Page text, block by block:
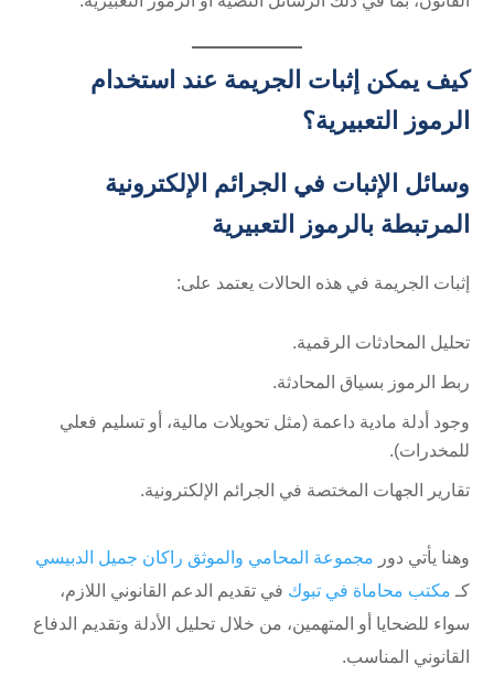
كيف يمكن إثبات الجريمة عند استخدام
الرموز التعبيرية؟
وسائل الإثبات في الجرائم الإلكترونية
المرتبطة بالرموز التعبيرية
إثبات الجريمة في هذه الحالات يعتمد على:
تحليل المحادثات الرقمية.
ربط الرموز بسياق المحادثة.
وجود أدلة مادية داعمة (مثل تحويلات مالية، أو تسليم فعلي
للمخدرات).
تقارير الجهات المختصة في الجرائم الإلكترونية.
وهنا يأتي دور مجموعة المحامي والموثق راكان جميل الدبيسي
كـ مكتب محاماة في تبوك في تقديم الدعم القانوني اللازم،
سواء للضحايا أو المتهمين، من خلال تحليل الأدلة وتقديم الدفاع
القانوني المناسب.